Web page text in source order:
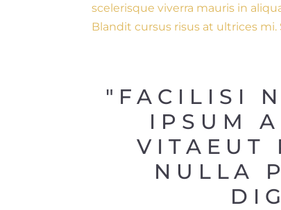
scelerisque viverra mauris in
Blandit cursus risus at ultrices
"FACILISI
IPSUM
VITAEUT
NULLA